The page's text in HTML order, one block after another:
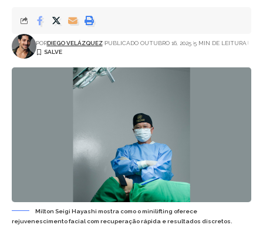
PORDIEGO VELÁZQUEZ PUBLICADO OUTUBRO 16, 2025 5 MIN DE LEITURA
Milton Seigi Hayashi mostra como o minilifting oferece
rejuvenescimento facial com recuperação rápida e resultados discretos.